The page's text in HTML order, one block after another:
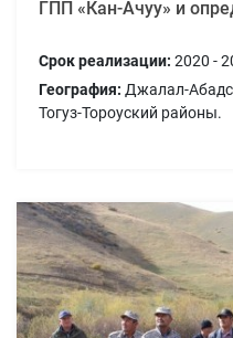
ГПП «Кан-Ачуу» и
Срок реализации: 2020 -
География: Джалал-
Тогуз-Тороуский районы.